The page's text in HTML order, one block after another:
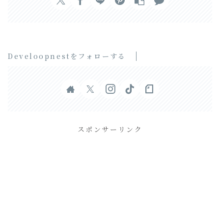
Develoopnestをフォローする
スポンサーリンク